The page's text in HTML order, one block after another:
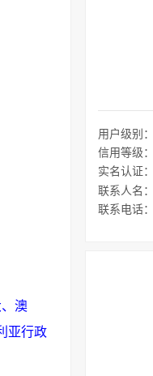
澳
亚行政
用户级别：
信用等级：
实名认证：
联系人名：
联系电话：